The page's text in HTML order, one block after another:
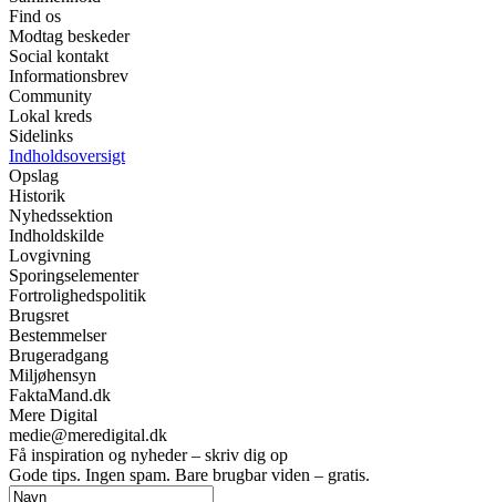
Find os
Modtag beskeder
Social kontakt
Informationsbrev
Community
Lokal kreds
Sidelinks
Indholdsoversigt
Opslag
Historik
Nyhedssektion
Indholdskilde
Lovgivning
Sporingselementer
Fortrolighedspolitik
Brugsret
Bestemmelser
Brugeradgang
Miljøhensyn
FaktaMand.dk
Mere Digital
medie@meredigital.dk
Få inspiration og nyheder – skriv dig op
Gode tips. Ingen spam. Bare brugbar viden – gratis.